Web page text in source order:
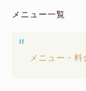
メニュー一覧
メニュー・料